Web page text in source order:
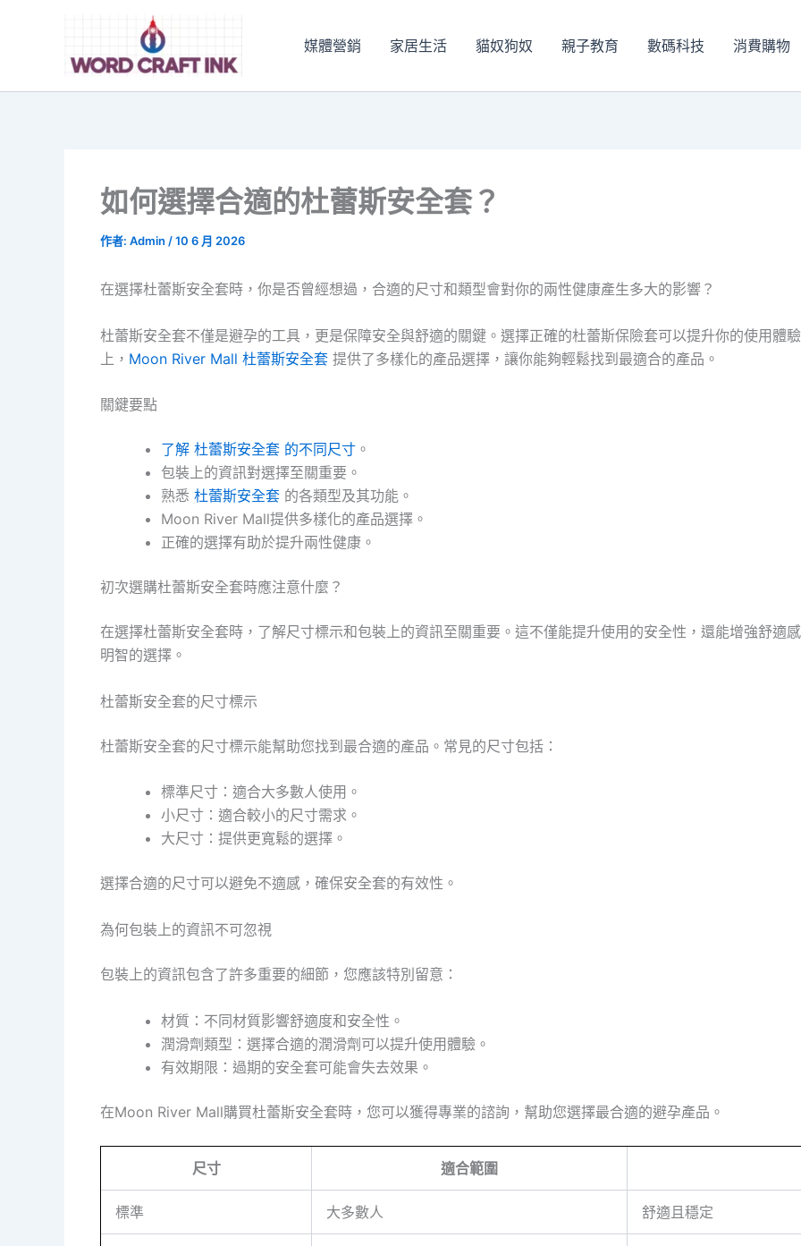
媒體營銷 家居生活 貓奴狗奴 親子教育 數碼科技 消費購物
如何選擇合適的杜蕾斯安全套？
作者: Admin /10 6 月 2026
在選擇杜蕾斯安全套時，你是否曾經想過，合適的尺寸和類型會對你的兩性健康產生多大的影響？
杜蕾斯安全套不僅是避孕的工具，更是保障安全與舒適的關鍵。選擇正確的杜蕾斯保險套可以提升你的使用體
上， Moon River Mall 杜蕾斯安全套 提供了多樣化的產品選擇，讓你能夠輕鬆找到最適合的產品。
關鍵要點
了解 杜蕾斯安全套 的不同尺寸 。
包裝上的資訊對選擇至關重要。
熟悉 杜蕾斯安全套 的各類型及其功能。
Moon River Mall提供多樣化的產品選擇。
正確的選擇有助於提升兩性健康。
初次選購杜蕾斯安全套時應注意什麼？
在選擇杜蕾斯安全套時，了解尺寸標示和包裝上的資訊至關重要。這不僅能提升使用的安全性，還能增強舒適
明智的選擇。
杜蕾斯安全套的尺寸標示
杜蕾斯安全套的尺寸標示能幫助您找到最合適的產品。常見的尺寸包括：
標準尺寸：適合大多數人使用。
小尺寸：適合較小的尺寸需求。
大尺寸：提供更寬鬆的選擇。
選擇合適的尺寸可以避免不適感，確保安全套的有效性。
為何包裝上的資訊不可忽視
包裝上的資訊包含了許多重要的細節，您應該特別留意：
材質：不同材質影響舒適度和安全性。
潤滑劑類型：選擇合適的潤滑劑可以提升使用體驗。
有效期限：過期的安全套可能會失去效果。
在Moon River Mall購買杜蕾斯安全套時，您可以獲得專業的諮詢，幫助您選擇最合適的避孕產品。
尺寸 適合範圍
標準 大多數人 舒適且穩定